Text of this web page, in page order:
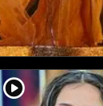
player2